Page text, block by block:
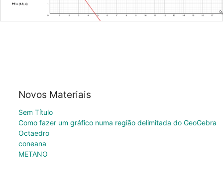
Novos Materiais
Sem Título
Como fazer um gráfico numa região delimitada do GeoGebra
Octaedro
coneana
METANO